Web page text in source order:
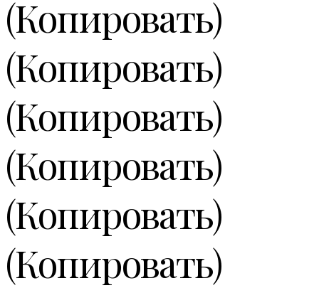
(Копировать)
(Копировать)
(Копировать)
(Копировать)
(Копировать)
(Копировать)